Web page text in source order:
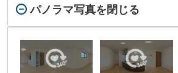
パノラマ写真を閉じる